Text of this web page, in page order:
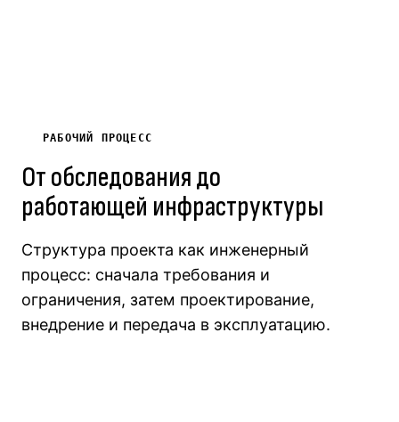
РАБОЧИЙ ПРОЦЕСС
От обследования до
работающей инфраструктуры
Структура проекта как инженерный
процесс: сначала требования и
ограничения, затем проектирование,
внедрение и передача в эксплуатацию.